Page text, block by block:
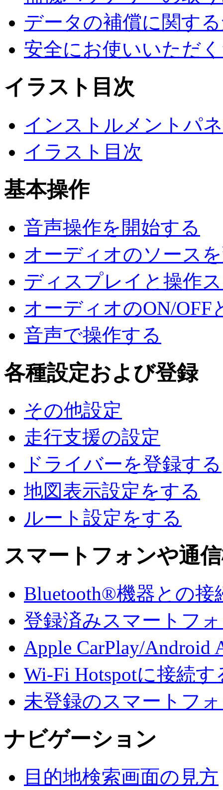
データの補償に関す
安全にお使いいただ
イラスト目次
インストルメントパ
イラスト目次
基本操作
音声操作を開始する
オーディオのソース
ディスプレイと操作
オーディオのON/OFF
音声で操作する
各種設定および登録
その他設定
走行支援の設定
ドライバーを登録する
地図表示設定をする
ルート設定をする
スマートフォンや通
Bluetooth®機器との接
登録済みスマートフ
Apple CarPlay/
Wi-Fi Hotspotに接続す
未登録のスマートフ
ナビゲーション
目的地検索画面の見方